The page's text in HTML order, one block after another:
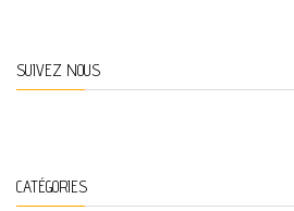
SUIVEZ NOUS
CATÉGORIES